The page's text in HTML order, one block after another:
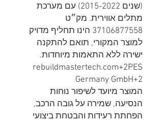
(שנים 2015-2022) עם מערכת
מתלים אווירית. מק״ט
37106877558 הינו תחליף מדויק
למוצר המקורי, תואם להתקנה
ישירה ללא התאמות מיוחדות.
rebuildmastertech.com+2PES
Germany GmbH+2
המוצר מיועד לשיפור נוחות
הנסיעה, שמירה על גובה הרכב,
הפחתת רעידות והבטחת ביצועי